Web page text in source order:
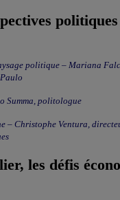
Summa, politologue
– Christophe Ventura,
les défis